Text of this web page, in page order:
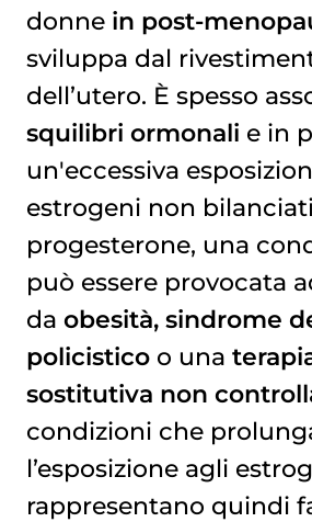
donne in post-
sviluppa dal
dell’utero. È spesso
squilibri ormonali e in
un'eccessiva
estrogeni non
progesterone, una
può essere provocata
da obesità, sindrome
policistico o una
sostitutiva non
condizioni che
l’esposizione agli
rappresentano quindi